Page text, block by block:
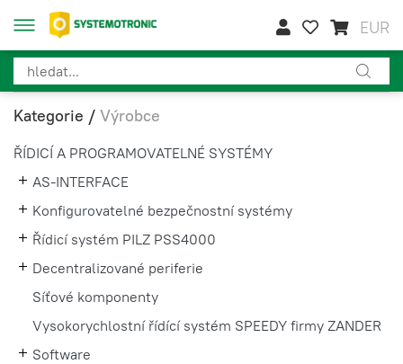
EUR
Kategorie / Výrobce
ŘÍDICÍ A PROGRAMOVATELNÉ SYSTÉMY
AS-INTERFACE
Konfigurovatelné bezpečnostní systémy
Řídicí systém PILZ PSS4000
Decentralizované periferie
Síťové komponenty
Vysokorychlostní řídící systém SPEEDY firmy ZANDER
Software